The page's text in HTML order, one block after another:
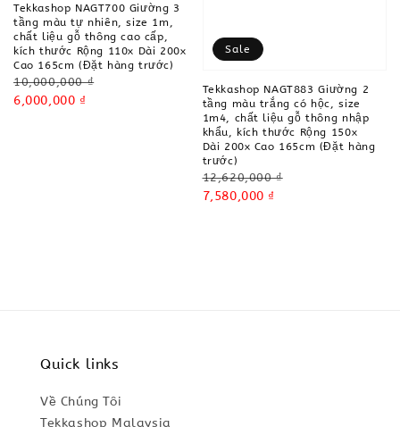
Tekkashop NAGT700 Giường 3
tầng màu tự nhiên, size 1m,
chất liệu gỗ thông cao cấp,
kích thước Rộng 110x Dài 200x
Cao 165cm (Đặt hàng trước)
Regular
price
10,000,000 ₫
Sale
6,000,000 ₫
Sale
Tekkashop NAGT883 Giường 2
tầng màu trắng có hộc, size
1m4, chất liệu gỗ thông nhập
khẩu, kích thước Rộng 150x
Dài 200x Cao 165cm (Đặt hàng
trước)
Regular
price
12,620,000 ₫
Sale
7,580,000 ₫
Quick links
Về Chúng Tôi
Tekkashop Malaysia